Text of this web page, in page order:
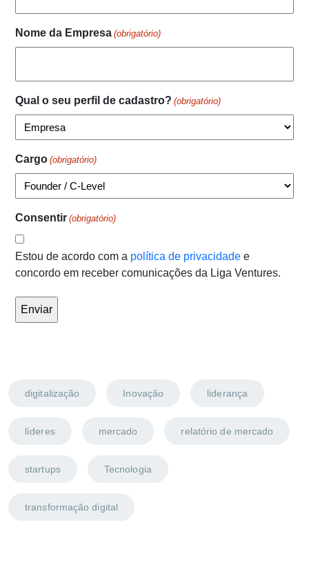
Nome da Empresa (obrigatório)
Qual o seu perfil de cadastro? (obrigatório)
Cargo (obrigatório)
Consentir (obrigatório)
Estou de acordo com a política de privacidade e
concordo em receber comunicações da Liga Ventures.
digitalização Inovação liderança
líderes mercado relatório de mercado
startups Tecnologia
transformação digital